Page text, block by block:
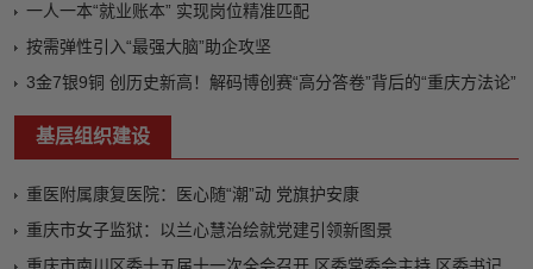
一人一本“就业账本” 实现岗位精准匹配
按需弹性引入“最强大脑”助企攻坚
3金7银9铜 创历史新高！解码博创赛“高分答卷”背后的“重庆方法论”
基层组织建设
重医附属康复医院：医心随“潮”动 党旗护安康
重庆市女子监狱：以兰心慧治绘就党建引领新图景